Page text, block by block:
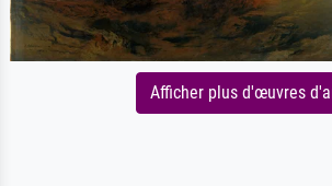
Afficher plus d'œuvres